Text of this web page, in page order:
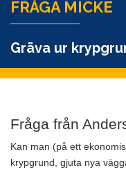
FRÅGA MICKE
Gräva ur
Fråga från
Kan man (på ett
krypgrund, gjuta nya